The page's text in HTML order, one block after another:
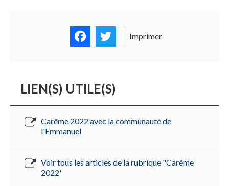
FacebookTwitter
Imprimer
LIEN(S) UTILE(S)
Carême 2022 avec la communauté de
l'Emmanuel
Voir tous les articles de la rubrique "Carême
2022'